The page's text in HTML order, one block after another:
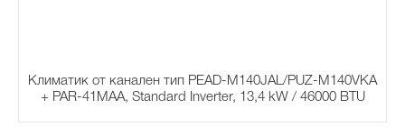
Климатик от канален тип PEAD-M140JAL/PUZ-M140VKA
+ PAR-41MAA, Standard Inverter, 13,4 kW / 46000 BTU